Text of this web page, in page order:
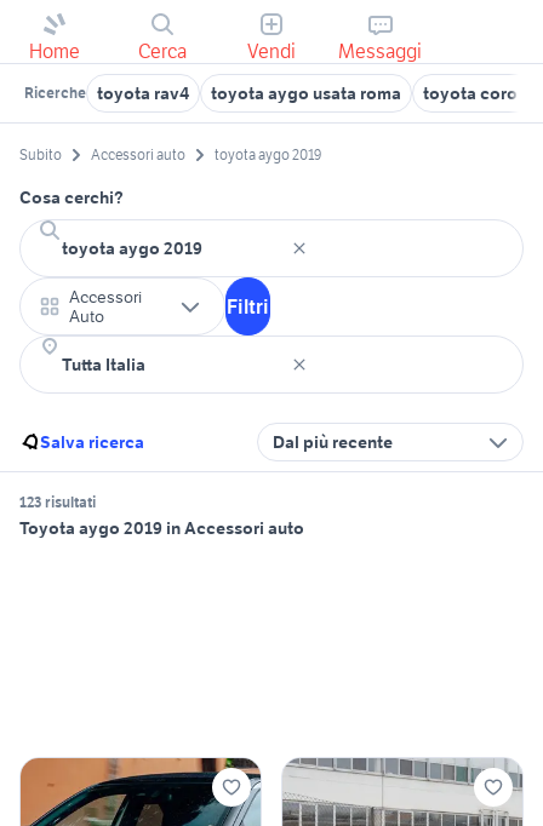
Home Cerca Vendi Messaggi
Ricerche toyota rav4 toyota aygo usata roma toyota corolla
Subito Accessori auto toyota aygo 2019
Cosa cerchi?
Accessori
Auto
Filtri
Salva ricerca Dal più recente
123 risultati
Toyota aygo 2019 in Accessori auto